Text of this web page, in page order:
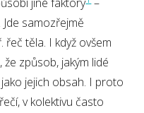
samozřejmě
těla. I když ovšem
způsob, jakým lidé
jejich obsah. I proto
v kolektivu často